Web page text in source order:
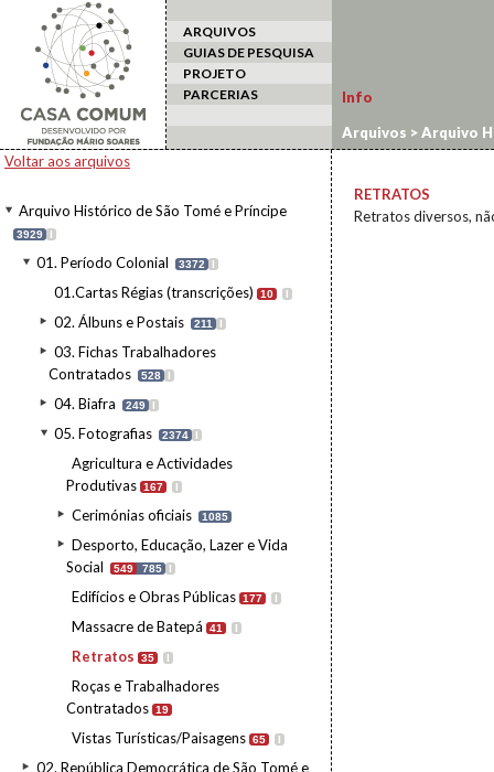
ARQUIVOS
GUIAS DE PESQUISA
PROJETO
PARCERIAS
Voltar aos arquivos
Arquivo Histórico de São Tomé e Príncipe
3929 I
01. Período Colonial 3372 I
01.Cartas Régias (transcrições) 10 I
02. Álbuns e Postais 211 I
03. Fichas Trabalhadores
Contratados
528 I
04. Biafra 249 I
05. Fotografias 2374 I
Agricultura e Actividades
Produtivas 167 I
Cerimónias oficiais 1085
Desporto, Educação, Lazer e Vida
Social
549 785 I
Edifícios e Obras Públicas 177 I
Massacre de Batepá 41 I
Retratos 35 I
Roças e Trabalhadores
Contratados 19
Vistas Turísticas/Paisagens 65 I
02. República Democrática de São Tomé e
Info
Arquivos >Arquivo
RETRATOS
Retratos diversos,